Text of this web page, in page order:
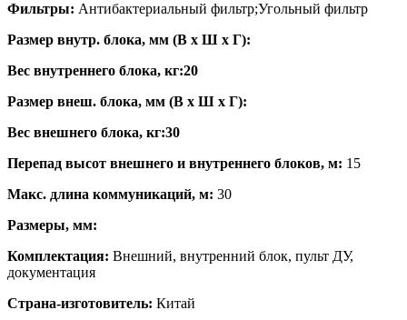
Фильтры: Антибактериальный фильтр;Угольный фильтр
Размер внутр. блока, мм (В x Ш x Г):
Вес внутреннего блока, кг:20
Размер внеш. блока, мм (В x Ш x Г):
Вес внешнего блока, кг:30
Перепад высот внешнего и внутреннего блоков, м: 15
Макс. длина коммуникаций, м: 30
Размеры, мм:
Комплектация: Внешний, внутренний блок, пульт ДУ,
документация
Страна-изготовитель: Китай